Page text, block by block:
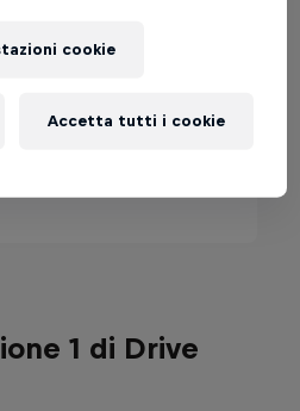
1 di Drive
cookie
Accetta tutti i cookie